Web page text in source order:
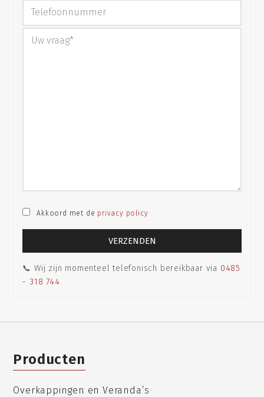
Akkoord met de privacy policy
📞 Wij zijn momenteel telefonisch bereikbaar via 0485
- 318 744.
Producten
Overkappingen en Veranda’s